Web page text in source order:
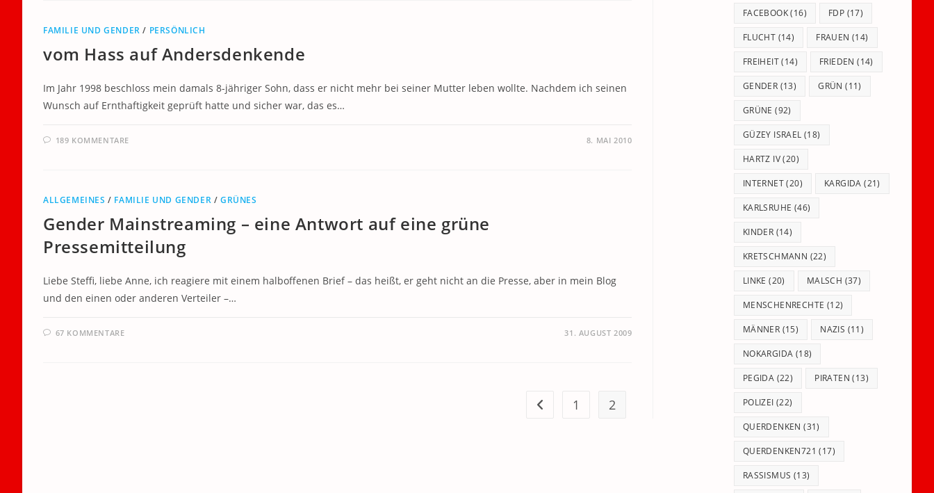
FAMILIE UND GENDER / PERSÖNLICH
vom Hass auf Andersdenkende
Im Jahr 1998 beschloss mein damals 8-jähriger Sohn, dass er nicht mehr bei seiner Mutter leben wollte. Nachdem ich seinen
Wunsch auf Ernthaftigkeit geprüft hatte und sicher war, das es…
189 KOMMENTARE 8. MAI 2010
ALLGEMEINES / FAMILIE UND GENDER /GRÜNES
Gender Mainstreaming – eine Antwort auf eine grüne
Pressemitteilung
Liebe Steffi, liebe Anne, ich reagiere mit einem halboffenen Brief – das heißt, er geht nicht an die Presse, aber in mein Blog
und den einen oder anderen Verteiler –…
67 KOMMENTARE 31. AUGUST 2009
Zur vorherigen Seite
1 2
FACEBOOK(16) FDP (17)
FLUCHT (14) FRAUEN (14)
FREIHEIT(14) FRIEDEN (14)
GENDER (13) GRÜN (11)
GRÜNE (92)
GÜZEY ISRAEL (18)
HARTZ IV(20)
INTERNET(20) KARGIDA (21)
KARLSRUHE (46)
KINDER (14)
KRETSCHMANN (22)
LINKE (20) MALSCH (37)
MENSCHENRECHTE (12)
MÄNNER (15) NAZIS (11)
NOKARGIDA (18)
PEGIDA (22) PIRATEN (13)
POLIZEI (22)
QUERDENKEN (31)
QUERDENKEN721 (17)
RASSISMUS (13)